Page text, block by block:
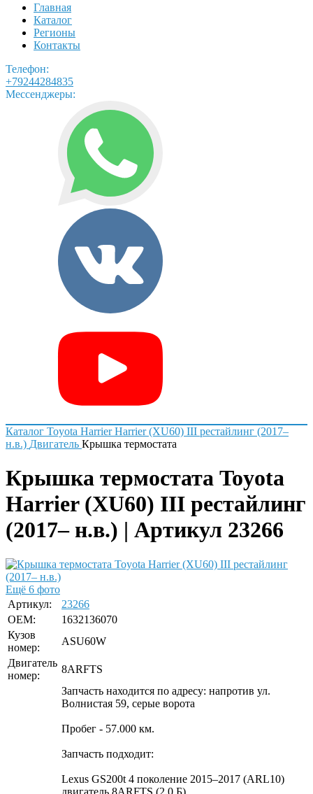
Главная
Каталог
Регионы
Контакты
Телефон:
+79244284835
Мессенджеры:
Каталог Toyota Harrier Harrier (XU60) III рестайлинг (2017–
н.в.) Двигатель Крышка термостата
Крышка термостата Toyota
Harrier (XU60) III рестайлинг
(2017– н.в.) | Артикул 23266
Ещё 6 фото
Артикул:
23266
OEM:
1632136070
Кузов
номер:
ASU60W
Двигатель
номер:
8ARFTS
Запчасть находится по адресу: напротив ул.
Волнистая 59, серые ворота
Пробег - 57.000 км.
Запчасть подходит:
Lexus GS200t 4 поколение 2015–2017 (ARL10)
двигатель 8ARFTS (2.0 Б)